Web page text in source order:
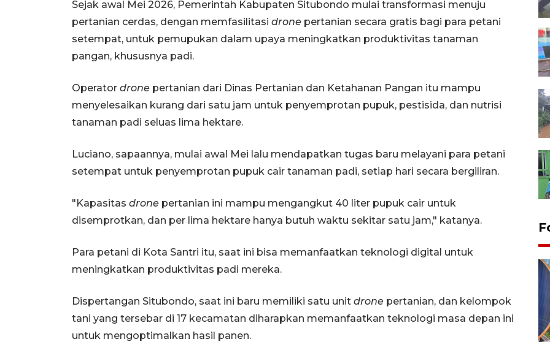
Sejak awal Mei 2026, Pemerintah Kabupaten Situbondo mulai transformasi menuju
pertanian cerdas, dengan memfasilitasi drone pertanian secara gratis bagi para petani
setempat, untuk pemupukan dalam upaya meningkatkan produktivitas tanaman
pangan, khususnya padi.
Operator drone pertanian dari Dinas Pertanian dan Ketahanan Pangan itu mampu
menyelesaikan kurang dari satu jam untuk penyemprotan pupuk, pestisida, dan nutrisi
tanaman padi seluas lima hektare.
Luciano, sapaannya, mulai awal Mei lalu mendapatkan tugas baru melayani para petani
setempat untuk penyemprotan pupuk cair tanaman padi, setiap hari secara bergiliran.
"Kapasitas drone pertanian ini mampu mengangkut 40 liter pupuk cair untuk
disemprotkan, dan per lima hektare hanya butuh waktu sekitar satu jam," katanya.
Para petani di Kota Santri itu, saat ini bisa memanfaatkan teknologi digital untuk
meningkatkan produktivitas padi mereka.
Dispertangan Situbondo, saat ini baru memiliki satu unit drone pertanian, dan kelompok
tani yang tersebar di 17 kecamatan diharapkan memanfaatkan teknologi masa depan ini
untuk mengoptimalkan hasil panen.